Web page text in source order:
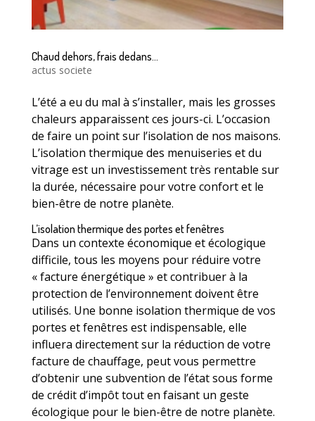
Chaud dehors, frais dedans…
actus societe
L’été a eu du mal à s’installer, mais les grosses
chaleurs apparaissent ces jours-ci. L’occasion
de faire un point sur l’isolation de nos maisons.
L’isolation thermique des menuiseries et du
vitrage est un investissement très rentable sur
la durée, nécessaire pour votre confort et le
bien-être de notre planète.
L’isolation thermique des portes et fenêtres
Dans un contexte économique et écologique
difficile, tous les moyens pour réduire votre
« facture énergétique » et contribuer à la
protection de l’environnement doivent être
utilisés. Une bonne isolation thermique de vos
portes et fenêtres est indispensable, elle
influera directement sur la réduction de votre
facture de chauffage, peut vous permettre
d’obtenir une subvention de l’état sous forme
de crédit d’impôt tout en faisant un geste
écologique pour le bien-être de notre planète.